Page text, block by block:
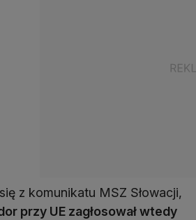
z komunikatu MSZ Słowacji,
przy UE zagłosował wtedy